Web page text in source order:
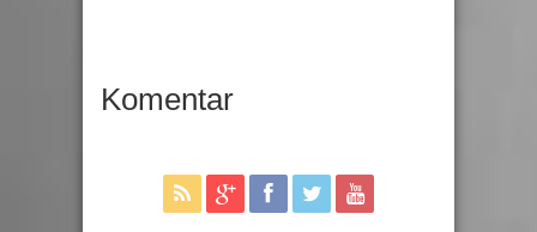
Komentar